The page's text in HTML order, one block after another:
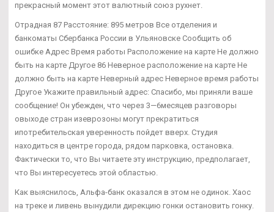
прекрасный момент этот валютный союз рухнет.
Отрадная 87 Расстояние: 895 метров Все отделения и
банкоматы Сбербанка России в Ульяновске Сообщить об
ошибке Адрес Время работы Расположение на карте Не должно
быть на карте Другое 86 Неверное расположение на карте Не
должно быть на карте Неверный адрес Неверное время работы
Другое Укажите правильный адрес: Спасибо, мы приняли ваше
сообщение! Он убежден, что через 3—6месяцев разговоры
овыходе стран изеврозоны могут прекратиться
ипотребительская уверенность пойдет вверх. Студия
находиться в центре города, рядом парковка, остановка.
Фактически то, что Вы читаете эту инструкцию, предполагает,
что Вы интересуетесь этой областью.
Как выяснилось, Альфа-банк оказался в этом не одинок. Хаос
на треке и ливень вынудили дирекцию гонки остановить гонку.